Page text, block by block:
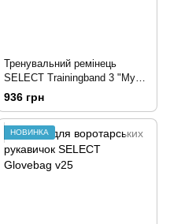
Тренувальний ремінець
SELECT Trainingband 3 "My
training"
936 грн
НОВИНКА